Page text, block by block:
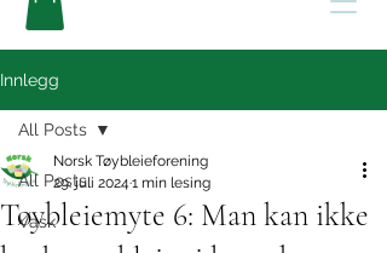
Innlegg
All Posts
Vask
All Posts
Tøybleiemyte 6: Man kan ikke
Norsk Tøybleieforening
29. juli 2024 1 min lesing